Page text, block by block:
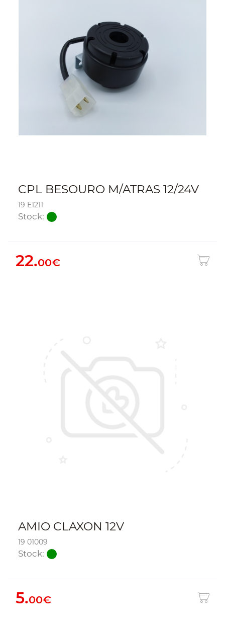
CPL BESOURO M/ATRAS 12/24V
19 E1211
Stock:
22.00€
AMIO CLAXON 12V
19 01009
Stock:
5.00€